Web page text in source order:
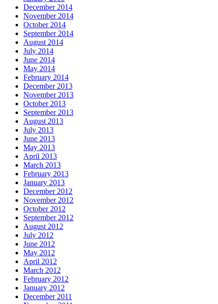
December 2014
November 2014
October 2014
September 2014
August 2014
July 2014
June 2014
May 2014
February 2014
December 2013
November 2013
October 2013
September 2013
August 2013
July 2013
June 2013
May 2013
April 2013
March 2013
February 2013
January 2013
December 2012
November 2012
October 2012
September 2012
August 2012
July 2012
June 2012
May 2012
April 2012
March 2012
February 2012
January 2012
December 2011